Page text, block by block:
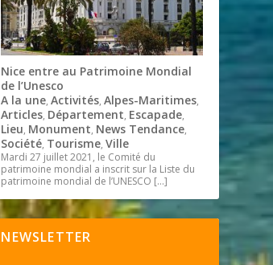
Nice entre au Patrimoine Mondial
de l’Unesco
A la une,Activités,Alpes-Maritimes,
Articles, Département, Escapade,
Lieu, Monument, News Tendance,
Société, Tourisme,Ville
Mardi 27 juillet 2021, le Comité du
patrimoine mondial a inscrit sur la Liste du
patrimoine mondial de l’UNESCO […]
NEWSLETTER